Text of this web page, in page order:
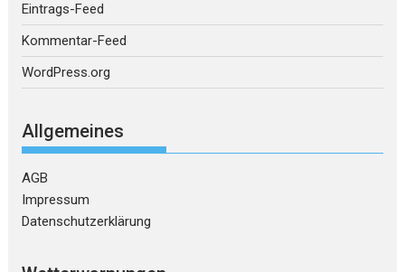
Eintrags-Feed
Kommentar-Feed
WordPress.org
Allgemeines
AGB
Impressum
Datenschutzerklärung